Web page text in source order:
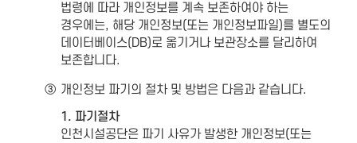
법령에 따라 개인정보를 계속 보존하여야 하는
경우에는, 해당 개인정보(또는 개인정보파일)를 별도의
데이터베이스(DB)로 옮기거나 보관장소를 달리하여
보존합니다.
③ 개인정보 파기의 절차 및 방법은 다음과 같습니다.
1. 파기절차
인천시설공단은 파기 사유가 발생한 개인정보(또는